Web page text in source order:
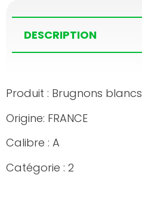
DESCRIPTION
Produit : Brugnons blancs
Origine: FRANCE
Calibre : A
Catégorie : 2